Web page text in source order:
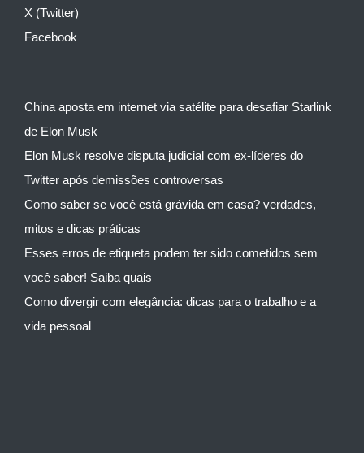
X (Twitter)
Facebook
China aposta em internet via satélite para desafiar Starlink
de Elon Musk
Elon Musk resolve disputa judicial com ex-líderes do
Twitter após demissões controversas
Como saber se você está grávida em casa? verdades,
mitos e dicas práticas
Esses erros de etiqueta podem ter sido cometidos sem
você saber! Saiba quais
Como divergir com elegância: dicas para o trabalho e a
vida pessoal